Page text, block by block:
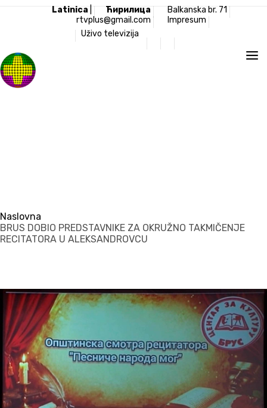
Latinica Ћирилица
Balkanska br. 71
rtvplus@gmail.com
Impresum
Uživo televizija
Naslovna
BRUS DOBIO PREDSTAVNIKE ZA OKRUŽNO TAKMIČENJE
RECITATORA U ALEKSANDROVCU